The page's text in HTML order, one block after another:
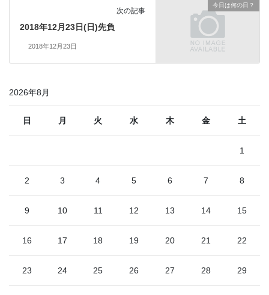
今日は何の日？
次の記事
2018年12月23日(日)先負
2018年12月23日
2026年8月
日 月 火 水 木 金 土
1
2 3 4 5 6 7 8
9 10 11 12 13 14 15
16 17 18 19 20 21 22
23 24 25 26 27 28 29